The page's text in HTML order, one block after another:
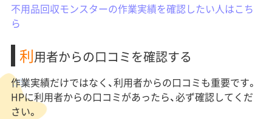
不用品回収モンスターの作業実績を確認したい人はこち
ら
利用者からの口コミを確認する
作業実績だけではなく、利用者からの口コミも重要です。
HPに利用者からの口コミがあったら、必ず確認してくだ
さい。